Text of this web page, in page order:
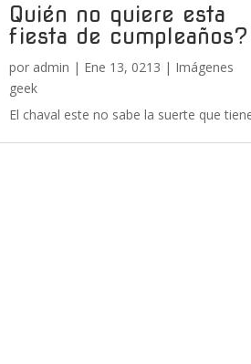
Quién no quiere esta
fiesta de cumpleaños?
por admin | Ene 13, 0213 | Imágenes
geek
El chaval este no sabe la suerte que